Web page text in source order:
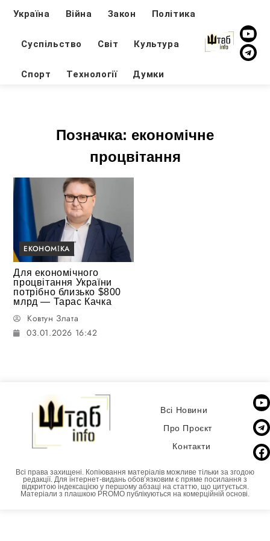
Україна Війна Закон Політика
Суспільство Світ Культура
Спорт Технології Думки
Позначка: економічне
процвітання
ЕКОНОМІКА
Для економічного
процвітання України
потрібно близько $800
млрд — Тарас Качка
Ковтун Злата
03.01.2026 16:42
Всі Новини
Про Проєкт
Контакти
Всі права захищені. Копіювання матеріалів можливе тільки за згодою
редакції. Для інтернет-видань обовʼязковим є пряме посилання з
відкритою індексацією у першому абзаці на статтю, що цитується.
Матеріали з плашкою PROMO публікуються на комерційній основі.